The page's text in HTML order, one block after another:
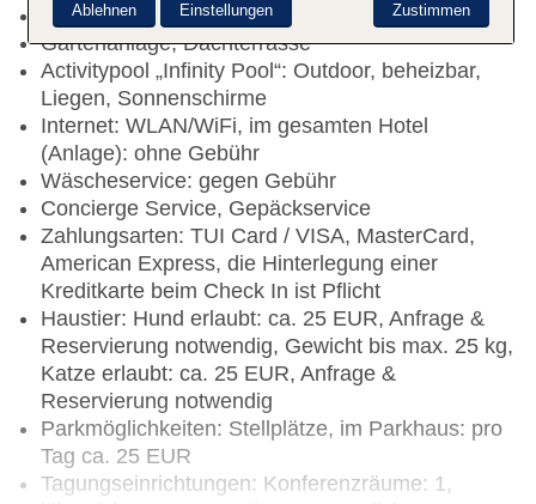
Rezeption
Gartenanlage, Dachterrasse
Activitypool „Infinity Pool“: Outdoor, beheizbar,
Liegen, Sonnenschirme
Internet: WLAN/WiFi, im gesamten Hotel
(Anlage): ohne Gebühr
Wäscheservice: gegen Gebühr
Concierge Service, Gepäckservice
Zahlungsarten: TUI Card / VISA, MasterCard,
American Express, die Hinterlegung einer
Kreditkarte beim Check In ist Pflicht
Haustier: Hund erlaubt: ca. 25 EUR, Anfrage &
Reservierung notwendig, Gewicht bis max. 25 kg,
Katze erlaubt: ca. 25 EUR, Anfrage &
Reservierung notwendig
Parkmöglichkeiten: Stellplätze, im Parkhaus: pro
Tag ca. 25 EUR
Tagungseinrichtungen: Konferenzräume: 1,
Zustimmen
Ablehnen Einstellungen